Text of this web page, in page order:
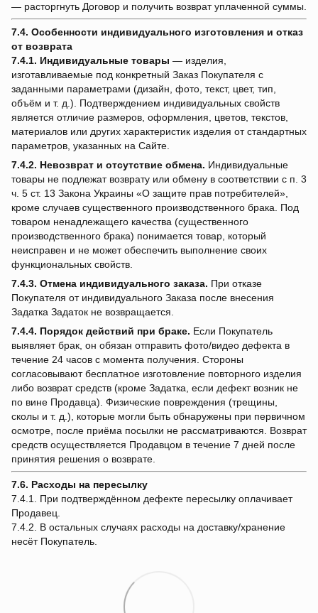
— расторгнуть Договор и получить возврат уплаченной суммы.
7.4. Особенности индивидуального изготовления и отказ
от возврата
7.4.1. Индивидуальные товары — изделия,
изготавливаемые под конкретный Заказ Покупателя с
заданными параметрами (дизайн, фото, текст, цвет, тип,
объём и т. д.). Подтверждением индивидуальных свойств
является отличие размеров, оформления, цветов, текстов,
материалов или других характеристик изделия от стандартных
параметров, указанных на Сайте.
7.4.2. Невозврат и отсутствие обмена. Индивидуальные
товары не подлежат возврату или обмену в соответствии с п. 3
ч. 5 ст. 13 Закона Украины «О защите прав потребителей»,
кроме случаев существенного производственного брака. Под
товаром ненадлежащего качества (существенного
производственного брака) понимается товар, который
неисправен и не может обеспечить выполнение своих
функциональных свойств.
7.4.3. Отмена индивидуального заказа. При отказе
Покупателя от индивидуального Заказа после внесения
Задатка Задаток не возвращается.
7.4.4. Порядок действий при браке. Если Покупатель
выявляет брак, он обязан отправить фото/видео дефекта в
течение 24 часов с момента получения. Стороны
согласовывают бесплатное изготовление повторного изделия
либо возврат средств (кроме Задатка, если дефект возник не
по вине Продавца). Физические повреждения (трещины,
сколы и т. д.), которые могли быть обнаружены при первичном
осмотре, после приёма посылки не рассматриваются. Возврат
средств осуществляется Продавцом в течение 7 дней после
принятия решения о возврате.
7.6. Расходы на пересылку
7.4.1. При подтверждённом дефекте пересылку оплачивает
Продавец.
7.4.2. В остальных случаях расходы на доставку/хранение
несёт Покупатель.